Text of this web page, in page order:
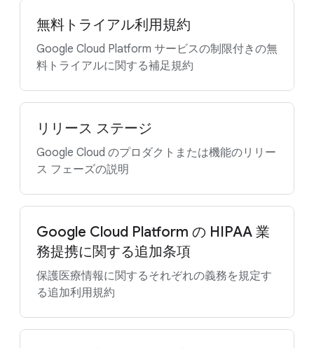
無料トライアル利用規約
Google Cloud Platform サービスの制限付きの無
料トライアルに関する補足規約
リリース ステージ
Google Cloud のプロダクトまたは機能のリリー
ス フェーズの説明
Google Cloud Platform の HIPAA 業
務提携に関する追加条項
保護医療情報に関するそれぞれの義務を規定す
る追加利用規約